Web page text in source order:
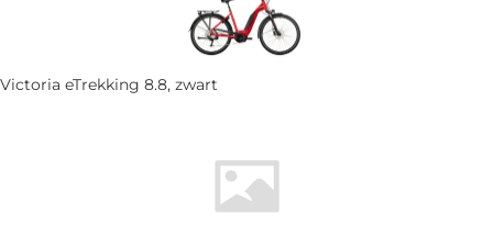
Victoria eTrekking 8.8, zwart